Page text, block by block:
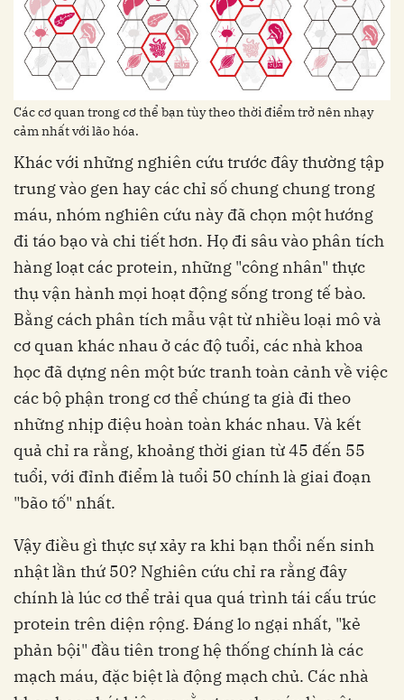
Các cơ quan trong cơ thể bạn tùy theo thời điểm trở nên nhạy
cảm nhất với lão hóa.
Khác với những nghiên cứu trước đây thường tập
trung vào gen hay các chỉ số chung chung trong
máu, nhóm nghiên cứu này đã chọn một hướng
đi táo bạo và chi tiết hơn. Họ đi sâu vào phân tích
hàng loạt các protein, những "công nhân" thực
thụ vận hành mọi hoạt động sống trong tế bào.
Bằng cách phân tích mẫu vật từ nhiều loại mô và
cơ quan khác nhau ở các độ tuổi, các nhà khoa
học đã dựng nên một bức tranh toàn cảnh về việc
các bộ phận trong cơ thể chúng ta già đi theo
những nhịp điệu hoàn toàn khác nhau. Và kết
quả chỉ ra rằng, khoảng thời gian từ 45 đến 55
tuổi, với đỉnh điểm là tuổi 50 chính là giai đoạn
"bão tố" nhất.
Vậy điều gì thực sự xảy ra khi bạn thổi nến sinh
nhật lần thứ 50? Nghiên cứu chỉ ra rằng đây
chính là lúc cơ thể trải qua quá trình tái cấu trúc
protein trên diện rộng. Đáng lo ngại nhất, "kẻ
phản bội" đầu tiên trong hệ thống chính là các
mạch máu, đặc biệt là động mạch chủ. Các nhà